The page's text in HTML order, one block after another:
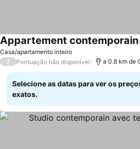
Casa/apartamento inteiro
Appartement contemporain
/ Pontuação não disponível a 0.8 km de
Selecione as datas para ver os
exatos.